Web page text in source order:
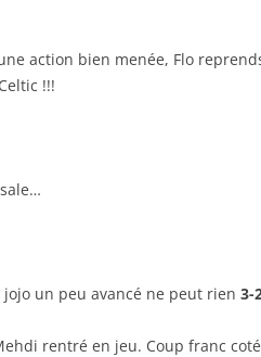
action bien menée, Flo
!!!
un peu avancé ne peut rien 3-
rentré en jeu. Coup franc coté